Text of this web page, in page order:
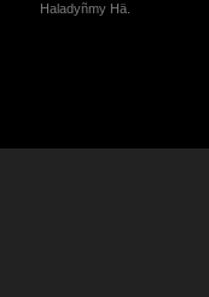
Haladyñmy Hä.